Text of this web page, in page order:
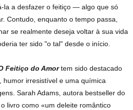
la a desfazer o feitiço — algo que só
Contudo, enquanto o tempo passa,
se realmente deseja voltar à sua vida
ter sido "o tal" desde o início.
Feitiço do Amortem sido destacado
humor irresistível e uma química
Sarah Adams, autora bestseller do
livro como «um deleite romântico